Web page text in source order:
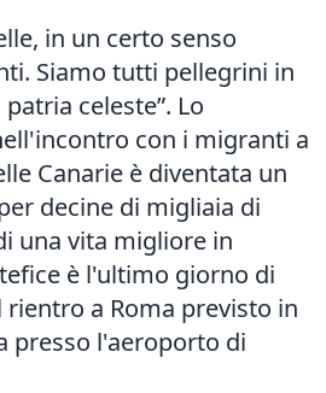
in un certo senso
Siamo tutti pellegrini in
celeste”. Lo
con i migranti a
Canarie è diventata un
decine di migliaia di
una vita migliore in
è l'ultimo giorno di
rientro a Roma previsto in
presso l'aeroporto di